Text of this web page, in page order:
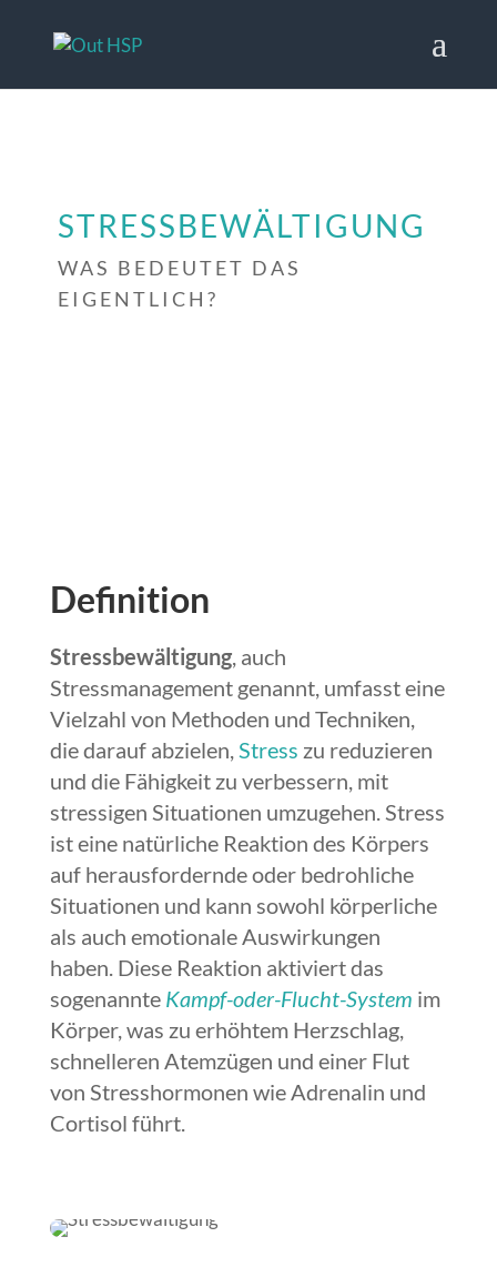
STRESSBEWÄLTIGUNG
WAS BEDEUTET DAS
EIGENTLICH?
Definition
Stressbewältigung, auch
Stressmanagement genannt, umfasst eine
Vielzahl von Methoden und Techniken,
die darauf abzielen,Stress zu reduzieren
und die Fähigkeit zu verbessern, mit
stressigen Situationen umzugehen. Stress
ist eine natürliche Reaktion des Körpers
auf herausfordernde oder bedrohliche
Situationen und kann sowohl körperliche
als auch emotionale Auswirkungen
haben. Diese Reaktion aktiviert das
sogenannte Kampf-oder-Flucht-System im
Körper, was zu erhöhtem Herzschlag,
schnelleren Atemzügen und einer Flut
von Stresshormonen wie Adrenalin und
Cortisol führt.